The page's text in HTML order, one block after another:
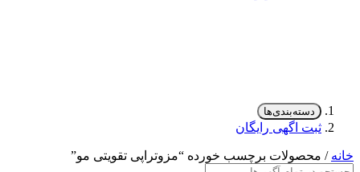
دسته‌بندی‌ها
ثبت اگهی رایگان
خانه / محصولات برچسب خورده “مزوتراپی تقویتی مو”